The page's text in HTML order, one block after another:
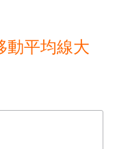
動平均線大